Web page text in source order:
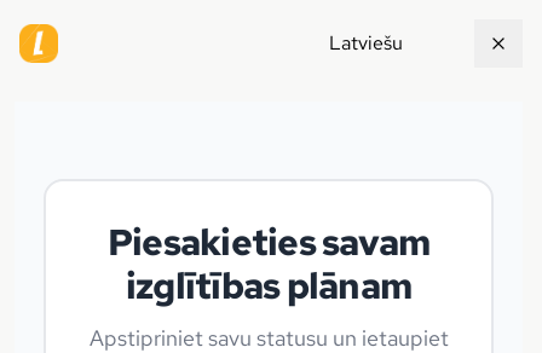
Latviešu
Piesakieties savam
izglītības plānam
Apstipriniet savu statusu un ietaupiet